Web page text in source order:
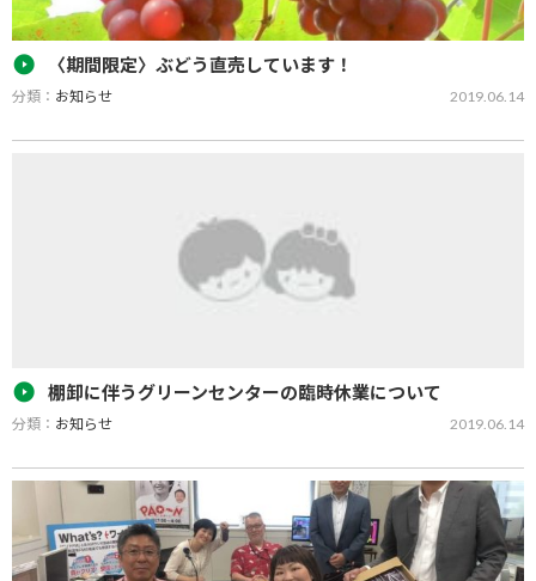
〈期間限定〉ぶどう直売しています！
分類： お知らせ 2019.06.14
山川ぶどう集荷場にて、ぶどう直売をしています！ ■期間：令和元
棚卸に伴うグリーンセンターの臨時休業について
分類： お知らせ 2019.06.14
令和元年度第１四半期購買品実地棚卸に伴う各購買店舗の臨時休業
についてお知らせ致します。 【臨時休業日】 令和元年７月１日
（月）午前８時３０分～午前１０時まで臨時休業 午前１０時までは
棚卸のため ・各グリーン…